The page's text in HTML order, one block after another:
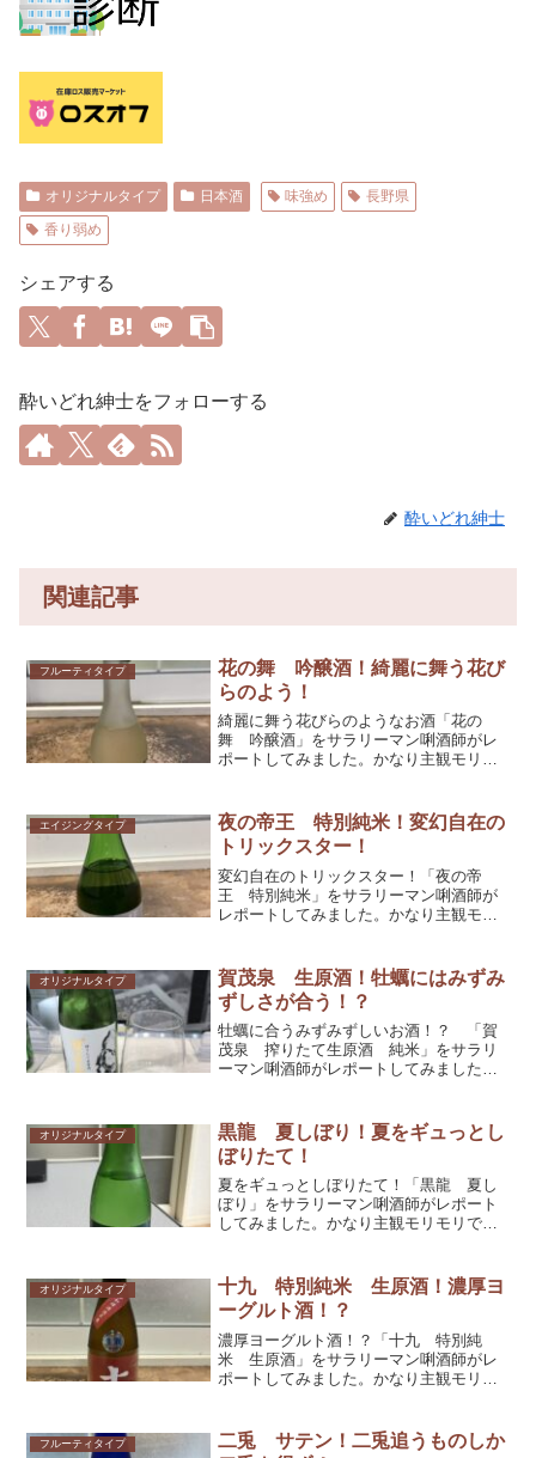
オリジナルタイプ 日本酒 味強め
長野県
香り弱め
シェアする
酔いどれ紳士をフォローする
酔いどれ紳士
関連記事
フルーティタイプ
花の舞 吟醸酒！綺麗に舞う花び
らのよう！
綺麗に舞う花びらのようなお酒「花の
舞 吟醸酒」をサラリーマン唎酒師がレ
ポートしてみました。かなり主観モリモ
エイジングタイプ
夜の帝王 特別純米！変幻自在の
トリックスター！
変幻自在のトリックスター！「夜の帝
王 特別純米」をサラリーマン唎酒師が
レポートしてみました。かなり主観モリ
オリジナルタイプ
賀茂泉 生原酒！牡蠣にはみずみ
ずしさが合う！？
牡蠣に合うみずみずしいお酒！？ 「賀
茂泉 搾りたて生原酒 純米」をサラリ
ーマン唎酒師がレポートしてみました。
オリジナルタイプ
黒龍 夏しぼり！夏をギュっとし
ぼりたて！
夏をギュっとしぼりたて！「黒龍 夏し
ぼり」をサラリーマン唎酒師がレポート
してみました。かなり主観モリモリです
オリジナルタイプ
十九 特別純米 生原酒！濃厚ヨ
ーグルト酒！？
濃厚ヨーグルト酒！？「十九 特別純
米 生原酒」をサラリーマン唎酒師がレ
ポートしてみました。かなり主観モリモ
フルーティタイプ
二兎 サテン！二兎追うものしか